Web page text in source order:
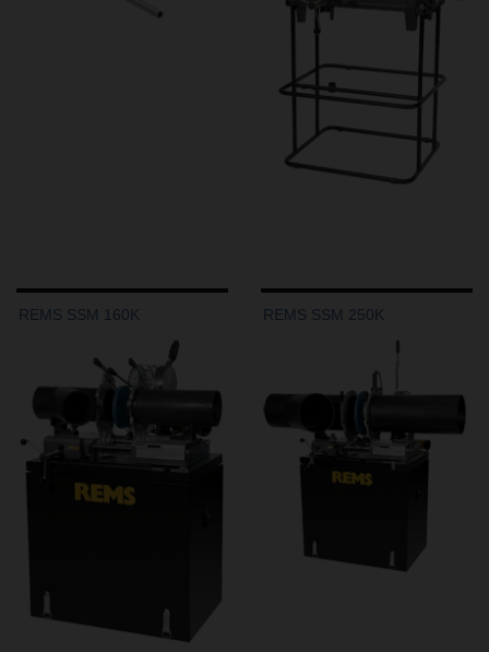
REMS SSM 160K REMS SSM 250K